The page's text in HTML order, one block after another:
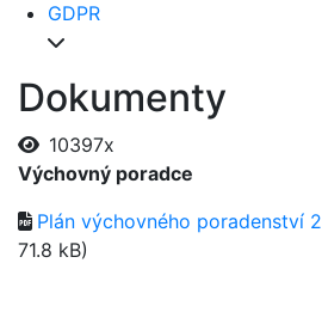
GDPR
Dokumenty
10397x
Výchovný poradce
Plán výchovného poradenství
71.8 kB)